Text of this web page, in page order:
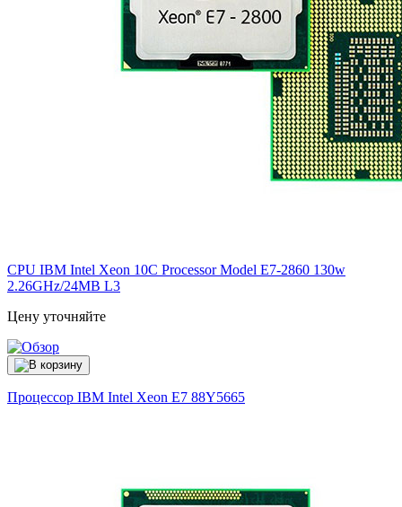
CPU IBM Intel Xeon 10C Processor Model E7-2860 130w
2.26GHz/24MB L3
Цену уточняйте
Процессор IBM Intel Xeon E7 88Y5665